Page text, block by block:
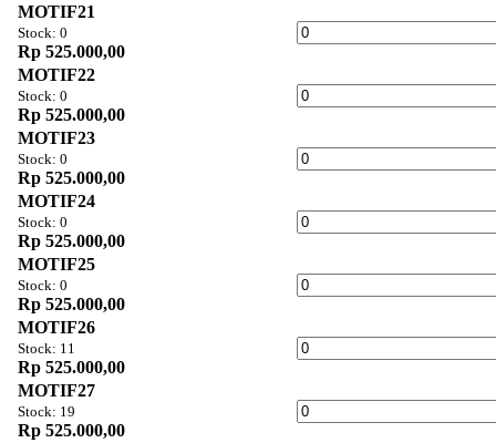
MOTIF21
Stock: 0
Rp 525.000,00
MOTIF22
Stock: 0
Rp 525.000,00
MOTIF23
Stock: 0
Rp 525.000,00
MOTIF24
Stock: 0
Rp 525.000,00
MOTIF25
Stock: 0
Rp 525.000,00
MOTIF26
Stock: 11
Rp 525.000,00
MOTIF27
Stock: 19
Rp 525.000,00